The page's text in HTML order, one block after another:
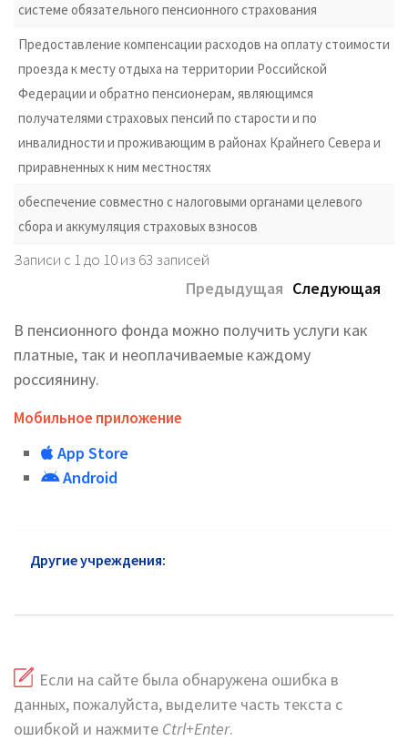
системе обязательного пенсионного страхования
Предоставление компенсации расходов на оплату стоимости
проезда к месту отдыха на территории Российской
Федерации и обратно пенсионерам, являющимся
получателями страховых пенсий по старости и по
инвалидности и проживающим в районах Крайнего Севера и
приравненных к ним местностях
обеспечение совместно с налоговыми органами целевого
сбора и аккумуляция страховых взносов
Записи с 1 до 10 из 63 записей
Предыдущая Следующая
В пенсионного фонда можно получить услуги как
платные, так и неоплачиваемые каждому
россиянину.
Мобильное приложение
App Store
Android
Другие учреждения:
Если на сайте была обнаружена ошибка в
данных, пожалуйста, выделите часть текста с
ошибкой и нажмите Ctrl+Enter.